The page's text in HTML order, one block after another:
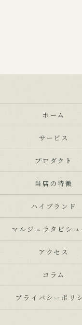
ホーム
サービス
プロダクト
当店の特徴
ハイブランド
マルジェラタビシ
アクセス
コラム
プライバシーポリ